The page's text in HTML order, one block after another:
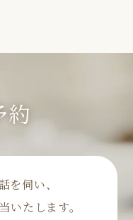
約
を伺い、
いたします。